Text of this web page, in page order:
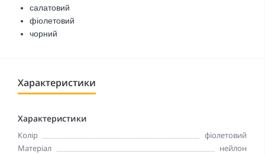
салатовий
фіолетовий
чорний
Характеристики
Характеристики
Колір
фіолетовий
Матеріал
нейлон